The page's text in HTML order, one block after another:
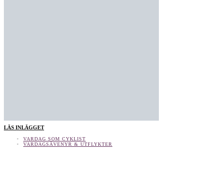
LÄS INLÄGGET
VARDAG SOM CYKLIST
VARDAGSÄVENYR & UTFLYKTER